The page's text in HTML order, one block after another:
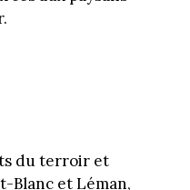
du terroir et
Blanc et Léman,